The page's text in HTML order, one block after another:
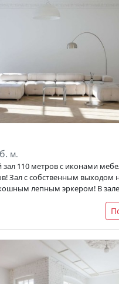
м.
110 метров с иконами
Зал с собственным выходом
лепным эркером! В зале